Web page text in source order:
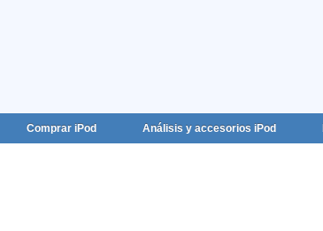
Comprar iPod Análisis y accesorios iPod